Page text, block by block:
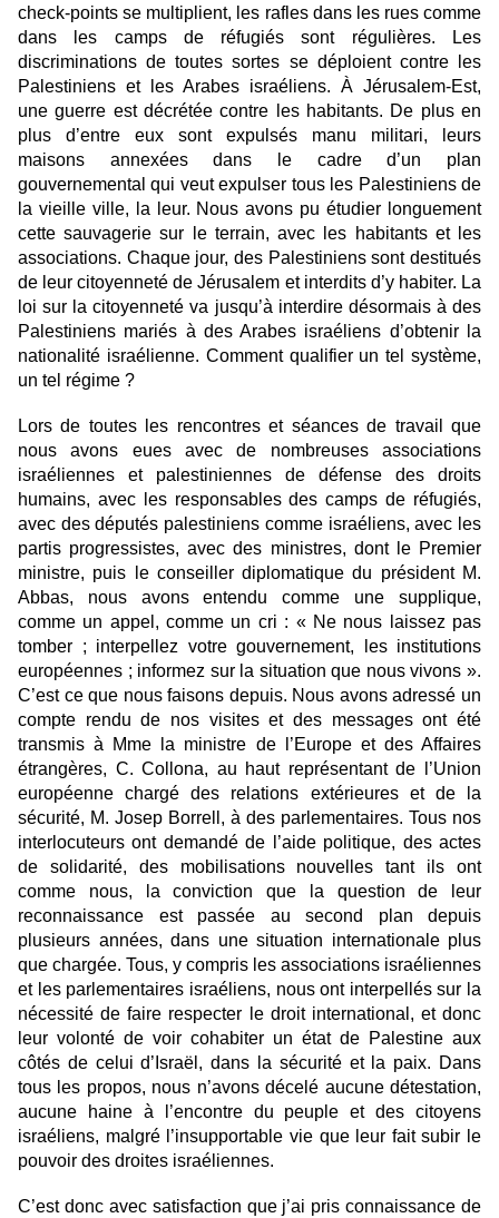
check-points se multiplient, les rafles dans les rues comme
dans les camps de réfugiés sont régulières. Les
discriminations de toutes sortes se déploient contre les
Palestiniens et les Arabes israéliens. À Jérusalem-Est,
une guerre est décrétée contre les habitants. De plus en
plus d’entre eux sont expulsés manu militari, leurs
maisons annexées dans le cadre d’un plan
gouvernemental qui veut expulser tous les Palestiniens de
la vieille ville, la leur. Nous avons pu étudier longuement
cette sauvagerie sur le terrain, avec les habitants et les
associations. Chaque jour, des Palestiniens sont destitués
de leur citoyenneté de Jérusalem et interdits d’y habiter. La
loi sur la citoyenneté va jusqu’à interdire désormais à des
Palestiniens mariés à des Arabes israéliens d’obtenir la
nationalité israélienne. Comment qualifier un tel système,
un tel régime ?
Lors de toutes les rencontres et séances de travail que
nous avons eues avec de nombreuses associations
israéliennes et palestiniennes de défense des droits
humains, avec les responsables des camps de réfugiés,
avec des députés palestiniens comme israéliens, avec les
partis progressistes, avec des ministres, dont le Premier
ministre, puis le conseiller diplomatique du président M.
Abbas, nous avons entendu comme une supplique,
comme un appel, comme un cri : « Ne nous laissez pas
tomber ; interpellez votre gouvernement, les institutions
européennes ; informez sur la situation que nous vivons ».
C’est ce que nous faisons depuis. Nous avons adressé un
compte rendu de nos visites et des messages ont été
transmis à Mme la ministre de l’Europe et des Affaires
étrangères, C. Collona, au haut représentant de l’Union
européenne chargé des relations extérieures et de la
sécurité, M. Josep Borrell, à des parlementaires. Tous nos
interlocuteurs ont demandé de l’aide politique, des actes
de solidarité, des mobilisations nouvelles tant ils ont
comme nous, la conviction que la question de leur
reconnaissance est passée au second plan depuis
plusieurs années, dans une situation internationale plus
que chargée. Tous, y compris les associations israéliennes
et les parlementaires israéliens, nous ont interpellés sur la
nécessité de faire respecter le droit international, et donc
leur volonté de voir cohabiter un état de Palestine aux
côtés de celui d’Israël, dans la sécurité et la paix. Dans
tous les propos, nous n’avons décelé aucune détestation,
aucune haine à l’encontre du peuple et des citoyens
israéliens, malgré l’insupportable vie que leur fait subir le
pouvoir des droites israéliennes.
C’est donc avec satisfaction que j’ai pris connaissance de